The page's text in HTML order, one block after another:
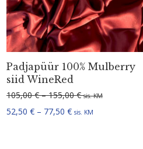
155,00 €
€
Padjapüür 100% Mulberry
siid WineRed
105,00€ – 155,00€Hinnavahemik:
sis. KM
52,50 € – 77,50 €Hinnavahemik:
sis. KM